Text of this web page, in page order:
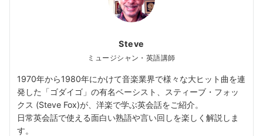
Steve
ミュージシャン・英語講師
1970年から1980年にかけて音楽業界で様々な大ヒット曲を連
発した「ゴダイゴ」の有名ベーシスト、スティーブ・フォッ
クス (Steve Fox)が、洋楽で学ぶ英会話をご紹介。
日常英会話で使える面白い熟語や言い回しを楽しく解説しま
す。